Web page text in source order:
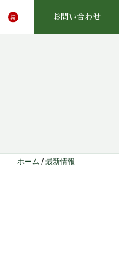
お問い合わせ
ホーム / 最新情報